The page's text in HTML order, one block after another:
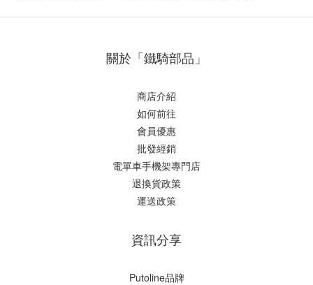
關於「鐵騎部品」
商店介紹
如何前往
會員優惠
批發經銷
電單車手機架專門店
退換貨政策
運送政策
資訊分享
Putoline品牌